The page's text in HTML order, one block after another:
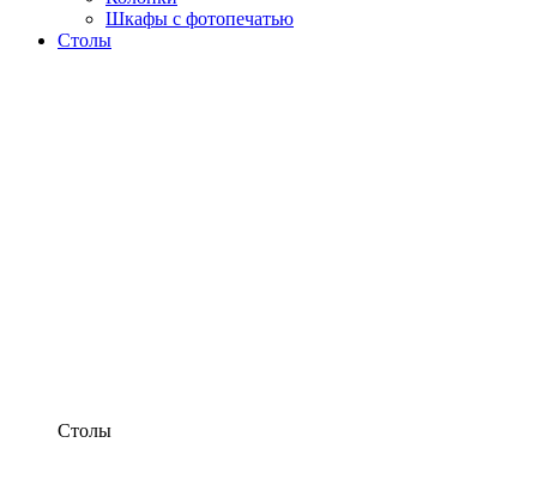
Шкафы с фотопечатью
Столы
Столы